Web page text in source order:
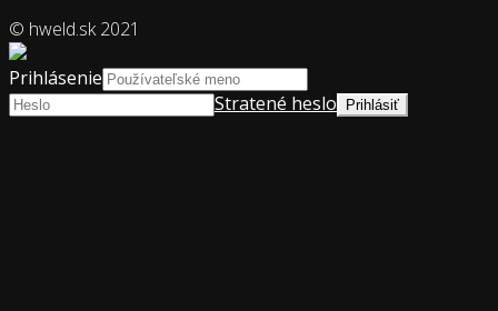
© hweld.sk 2021
Prihlásenie
Stratené heslo